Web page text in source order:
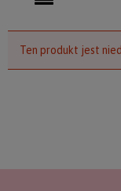
Ten produkt jest